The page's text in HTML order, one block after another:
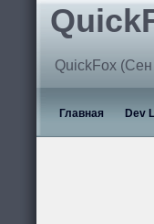
QuickFox
Главная Dev